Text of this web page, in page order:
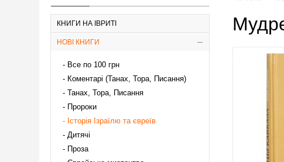
КНИГИ НА ІВРИТІ
НОВІ КНИГИ
Все по 100 грн
Коментарі (Танах, Тора, Писання)
Танах, Тора, Писання
Пророки
Історія Ізраїлю та євреїв
Дитячі
Проза